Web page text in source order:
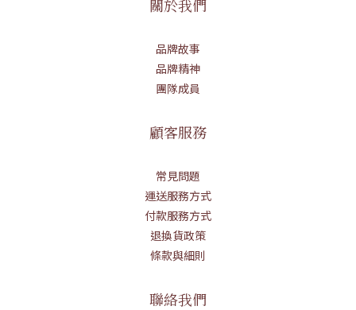
關於我們
品牌故事
品牌精神
團隊成員
顧客服務
常見問題
運送服務方式
付款服務方式
退換貨政策
條款與細則
聯絡我們